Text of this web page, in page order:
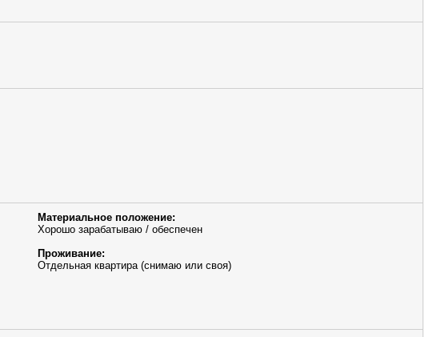
Материальное положение:
Хорошо зарабатываю / обеспечен
Проживание:
Отдельная квартира (снимаю или своя)